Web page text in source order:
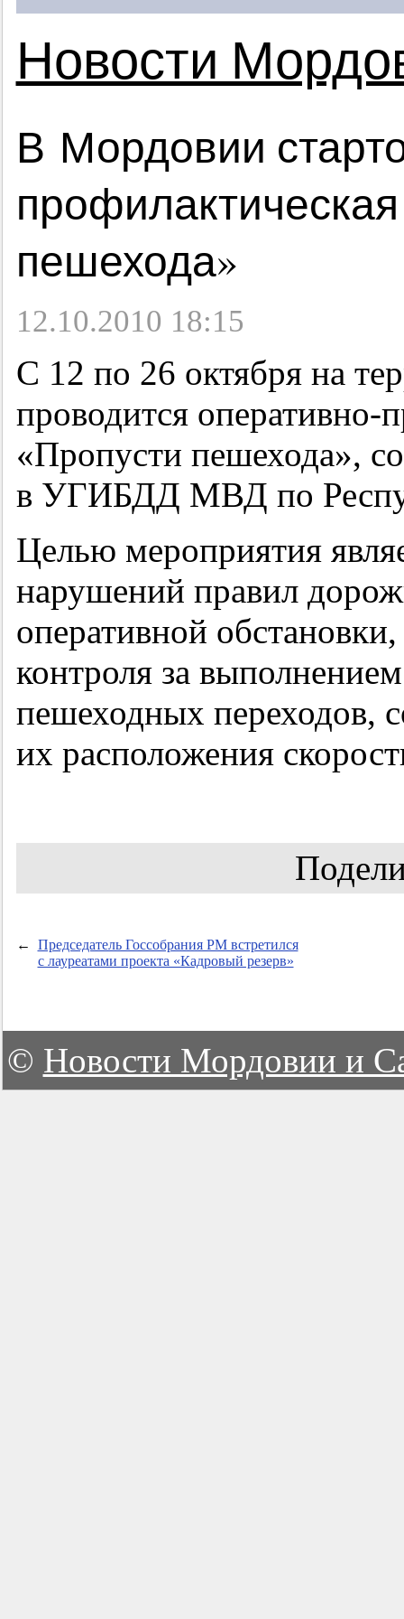
Новости
В Мордовии
пешехода»
12.10.2010 18:15
С 12 по 26 октября на
проводится оперативно-
«Пропусти пешехода»,
в УГИБДД МВД по
Целью мероприятия
нарушений правил
оперативной
контроля за
пешеходных переходов,
их расположения
←
Председатель Госсобрания РМ встретился
с лауреатами проекта «Кадровый резерв»
© Новости Мордовии и